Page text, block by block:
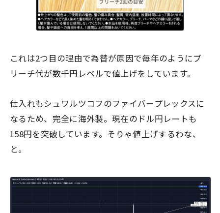
これは2つ目の理由で為替が原因で毎年のようにブ
リーチ代が数千円レベルで値上げをしています。
仕入れもシュワルツコフのファイバープレックスに
なるため、完全に海外製。現在のドル円レートも
158円を突破しています。そりゃ値上げするわな、
と。